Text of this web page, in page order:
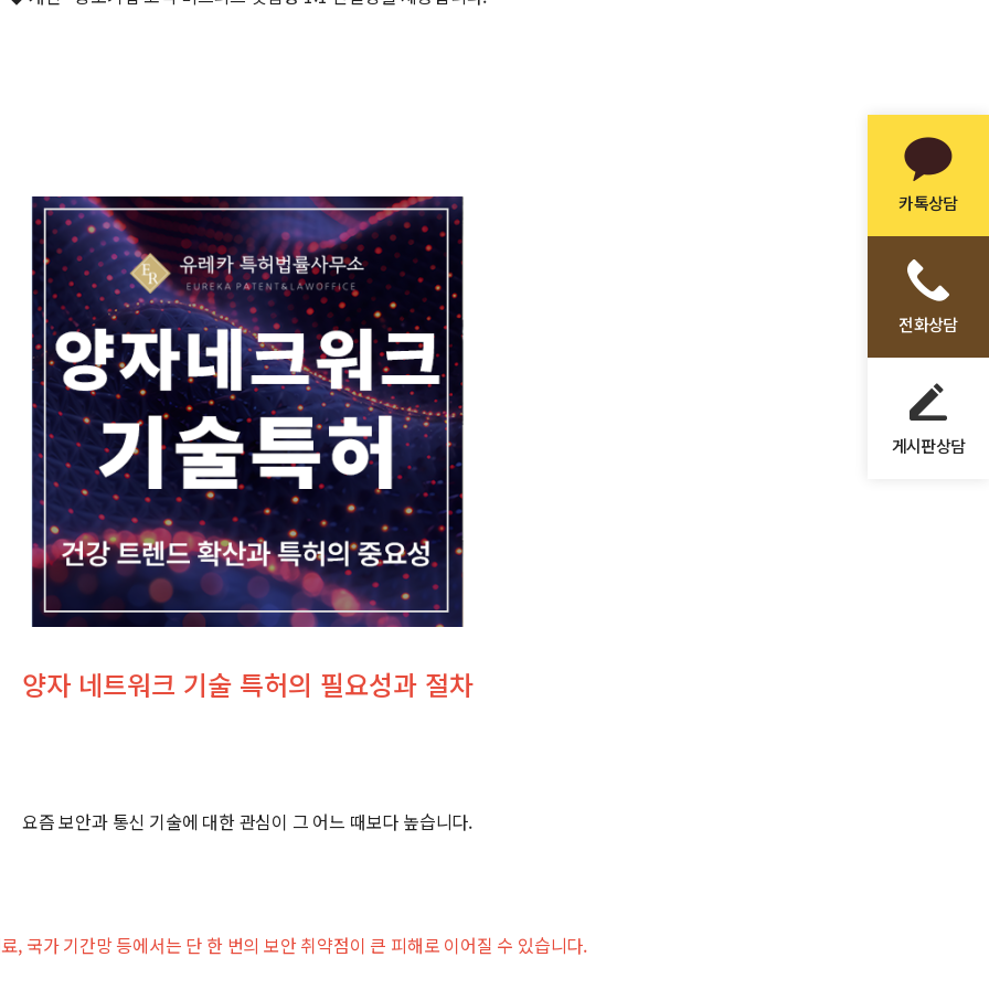
카톡상담
전화상담
게시판상담
양자 네트워크 기술 특허의 필요성과 절차
요즘 보안과 통신 기술에 대한 관심이 그 어느 때보다 높습니다.
, 국가 기간망 등에서는 단 한 번의 보안 취약점이 큰 피해로 이어질 수 있습니다.